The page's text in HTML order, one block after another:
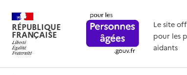
RÉPUBLIQUE
FRANÇAISE
Le site
pour les
aidants